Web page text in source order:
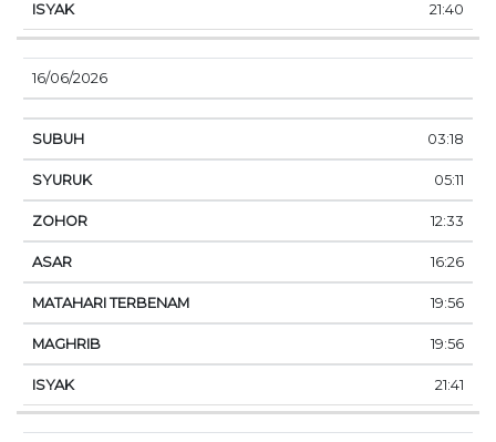
21:40
16/06/2026
03:18
05:11
12:33
16:26
19:56
19:56
21:41